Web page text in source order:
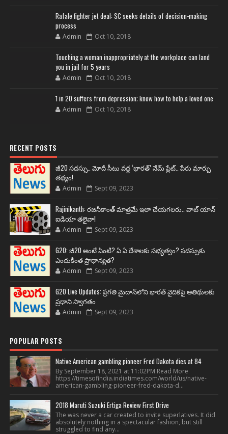
Rafale fighter jet deal: SC seeks details of decision-making
process
Admin Oct 10, 2018
Touching a woman inappropriately at the workplace can land
you in jail for 5 years
Admin Oct 10, 2018
1 in 20 suffers from depression; know how to help a loved one
Admin Oct 10, 2018
RECENT POSTS
జీ20 సదస్సు.. మోదీ సీటు వద్ద ‘భారత్’ నేమ్ ప్లేట్‌.. పేరు మార్పు
తథ్యం!
Admin Sept 09, 2023
Rajinikanth: రజనీకాంత్ మాత్రమే ఇలా చేయగలరు.. వాట్ యాన్
ఐడియా తలైవా!
Admin Sept 09, 2023
G20: జీ20 అంటే ఏంటి? ఏ ఏ దేశాలకు సభ్యత్వం? సదస్సుకు
ఎందుకింత ప్రాధాన్యత?
Admin Sept 09, 2023
G20 Live Updates: ప్రగతి మైదాన్‌లోని భారత్ వైదికపై అతిథులకు
ప్రధాని స్వాగతం
Admin Sept 09, 2023
POPULAR POSTS
Native American gambling pioneer Fred Dakota dies at 84
By September 18, 2021 at 11:02PM Read More
https://timesofindia.indiatimes.com/world/us/native-
american-gambling-pioneer-fred-dakota-d...
2018 Maruti Suzuki Ertiga Review First Drive
The was never a car created to invite superlatives. It did
absolutely nothing in a spectacular fashion, but still
struggled to find any...